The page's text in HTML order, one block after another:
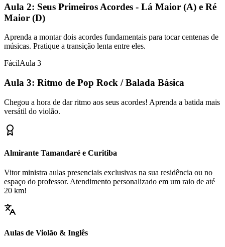
Aula 2: Seus Primeiros Acordes - Lá Maior (A) e Ré
Maior (D)
Aprenda a montar dois acordes fundamentais para tocar centenas de
músicas. Pratique a transição lenta entre eles.
FácilAula 3
Aula 3: Ritmo de Pop Rock / Balada Básica
Chegou a hora de dar ritmo aos seus acordes! Aprenda a batida mais
versátil do violão.
Almirante Tamandaré e Curitiba
Vitor ministra aulas presenciais exclusivas na sua residência ou no
espaço do professor. Atendimento personalizado em um raio de até
20 km!
Aulas de Violão & Inglês